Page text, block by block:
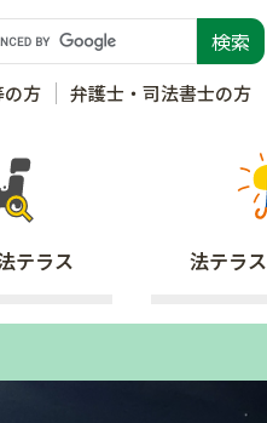
の方 弁護士・司法書士の方
テラス 法テラス